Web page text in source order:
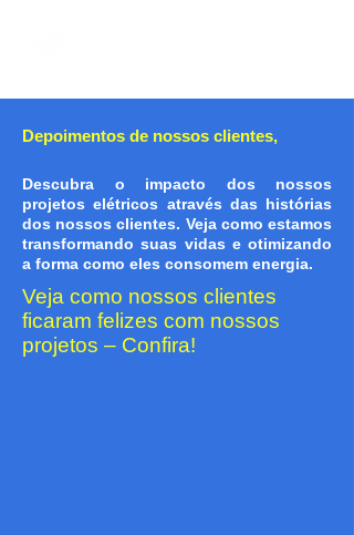
Depoimentos de nossos clientes,
Descubra o impacto dos nossos
projetos elétricos através das histórias
dos nossos clientes. Veja como estamos
transformando suas vidas e otimizando
a forma como eles consomem energia.
Veja como nossos clientes
ficaram felizes com nossos
projetos – Confira!